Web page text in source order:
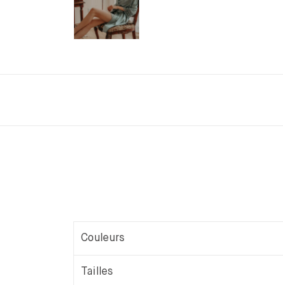
Couleurs
Tailles